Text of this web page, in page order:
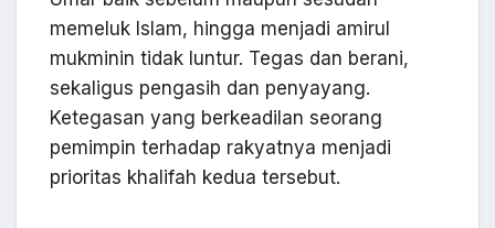
memeluk Islam, hingga menjadi amirul
mukminin tidak luntur. Tegas dan berani,
sekaligus pengasih dan penyayang.
Ketegasan yang berkeadilan seorang
pemimpin terhadap rakyatnya menjadi
prioritas khalifah kedua tersebut.